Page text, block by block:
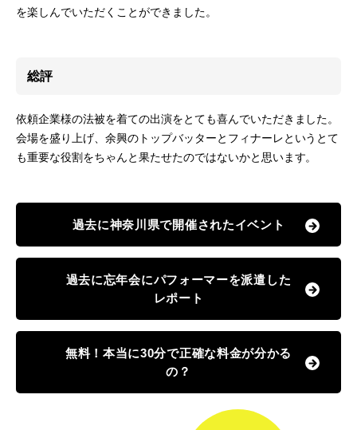
を楽しんでいただくことができました。
総評
依頼企業様の法被を着ての出演をとても喜んでいただきました。
会場を盛り上げ、余興のトップバッターとフィナーレというとて
も重要な役割をちゃんと果たせたのではないかと思います。
過去に神奈川県で開催されたイベント
過去に忘年会にパフォーマーを派遣した
レポート
無料！本当に30分で正確な料金が分かる
の？